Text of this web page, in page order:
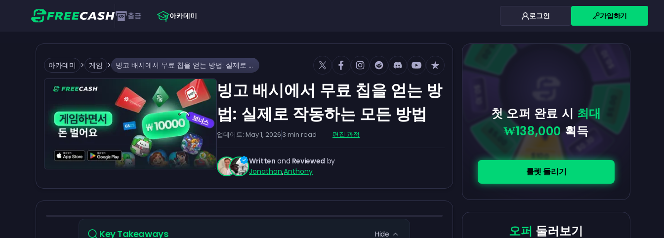
출금 아카데미 로그인 가입하기
아카데미 > 게임 > 빙고 배시에서 무료 칩을 얻는 방법: 실제로 작동하는 모든 방법
빙고 배시에서 무료 칩을 얻는 방
법: 실제로 작동하는 모든 방법
업데이트: May 1, 2026 3 min read 편집 과정
Written and Reviewed by
Jonathan,Anthony
Key Takeaways Hide
첫 오퍼 완료 시 최대
₩138,000획득
룰렛 돌리기
$100
$5.00
$5.00
$0.10 $5.00
$0.10
오퍼 둘러보기
리워드받기
현금으로출금